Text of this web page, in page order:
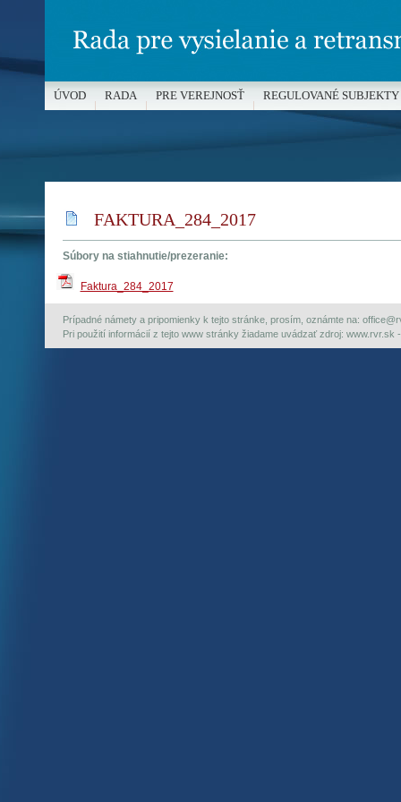
FAKTURA_284_2017
Súbory na stiahnutie/prezeranie:
Faktura_284_2017
Prípadné námety a pripomienky k tejto stránke, prosím, oznámte na:
Pri použití informácií z tejto www stránky žiadame uvádzať zdroj: www.rvr.sk
ÚVOD RADA PRE VEREJNOSŤ REGULOVANÉ SUBJEKTY